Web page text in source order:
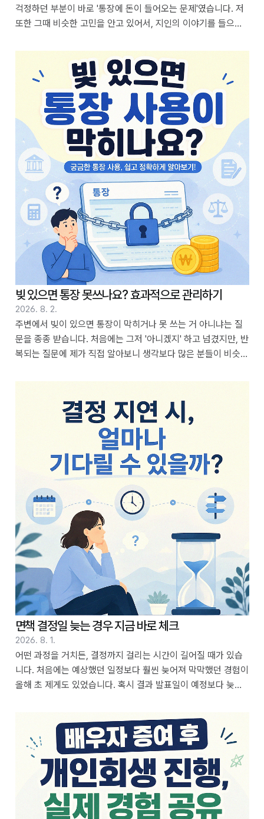
걱정하던 부분이 바로 '통장에 돈이 들어오는 문제'였습니다. 저
또한 그때 비슷한 고민을 안고 있어서, 지인의 이야기를 들으며
생각은 많았지만, 구체적으로 어떤 식으로 관리해야 하는지 명확
하게 아는 사람이 주변에 많지 않았습니다. 그래서 이 부분을 가
장 궁금해하는 분들이 많다는 것을 알기에, 이번에는 이 주제에
대해 제가 직접 경험하고 주변 사례를 통해 정리한 내용을 공유
해 드리려 합니다. 기본적으로 개인회생 변제 기간 중에는 소득
발생에 대해 일정한 관리가 필요합니다. 목차 1. 통장에 입금되는
소득, 어떤 기준으로 보나요? 2. 급여 외 다른 소득이 발생하면
어떻게 ..
빚 있으면 통장 못쓰나요? 효과적으로 관리하기
2026. 8. 2.
주변에서 빚이 있으면 통장이 막히거나 못 쓰는 거 아니냐는 질
문을 종종 받습니다. 처음에는 그저 '아니겠지' 하고 넘겼지만, 반
복되는 질문에 제가 직접 알아보니 생각보다 많은 분들이 비슷한
보를 비교 정리해보았습니다. 빚이 있다고 해서 모든 통장이 즉
시 사용 불가한 것은 아니며, 어떤 상황인지에 따라 다를 수 있습
니다. 목차 1. 빚 때문에 통장 잔액이 줄어들 수 있나요? 2. 통장
이 압류되는 경우는 어떤 때인가요? 3. 채무가 있어도 급여 통장
은 유지되나요? 4. 통장 압류를 피하는 방법이 있나요? 5. 채무
변제를 위해 통장 관리를 어떻게 해야 할까요? 6. 압류되지 않는
통장 종류도 있나요? 7. 채무 해결 시 통장 사용에 대한..
면책 결정일 늦는 경우 지금 바로 체크
2026. 8. 1.
어떤 과정을 거치든, 결정까지 걸리는 시간이 길어질 때가 있습
니다. 처음에는 예상했던 일정보다 훨씬 늦어져 막막했던 경험이
올해 초 제게도 있었습니다. 혹시 결과 발표일이 예정보다 늦어
차근히 확인해 보는 것이 좋겠습니다. 목차 1. 예상보다 오래 걸
리는 이유 알아보기 2. 정보 요청은 어떻게 하는 것이 좋을까 3.
다른 비슷한 경우들은 어땠는지 4. 예상 기간보다 늦어질 때 주
의할 점 5. 결과 발표를 기다리는 동안 할 수 있는 일 6. 정보 습
득 시점을 정확히 알 수 있다면 7. 나의 상황에 따른 예상 지연 기
간은 8. 상황에 맞는 대처 방법 선택하기 9. 앞으로 비슷한 일을
겪을 때를 위한 준비 결정 지연 시, 얼마나 기다릴 ..